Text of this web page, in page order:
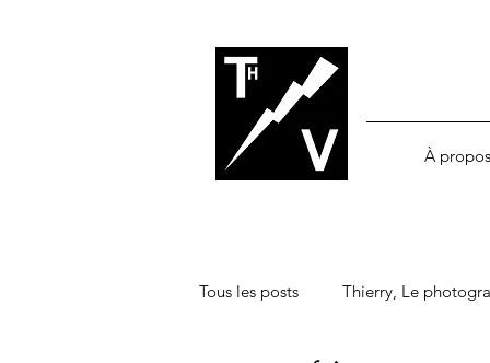
À propos
Tous les posts Thierry, Le